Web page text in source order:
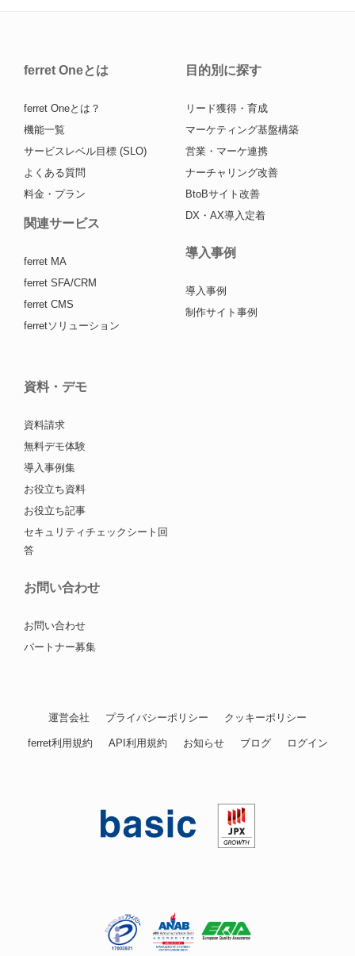
ferret Oneとは
ferret Oneとは？
機能一覧
サービスレベル目標 (SLO)
よくある質問
料金・プラン
関連サービス
ferret MA
ferret SFA/CRM
ferret CMS
ferretソリューション
目的別に探す
リード獲得・育成
マーケティング基盤構築
営業・マーケ連携
ナーチャリング改善
BtoBサイト改善
DX・AX導入定着
導入事例
導入事例
制作サイト事例
資料・デモ
資料請求
無料デモ体験
導入事例集
お役立ち資料
お役立ち記事
セキュリティチェックシート回
答
お問い合わせ
お問い合わせ
パートナー募集
運営会社 プライバシーポリシー クッキーポリシー
ferret利用規約 API利用規約 お知らせ ブログ ログイン